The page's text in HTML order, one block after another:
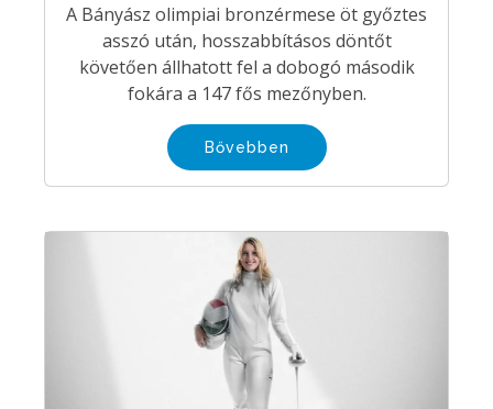
A Bányász olimpiai bronzérmese öt győztes
asszó után, hosszabbításos döntőt
követően állhatott fel a dobogó második
fokára a 147 fős mezőnyben.
Bővebben